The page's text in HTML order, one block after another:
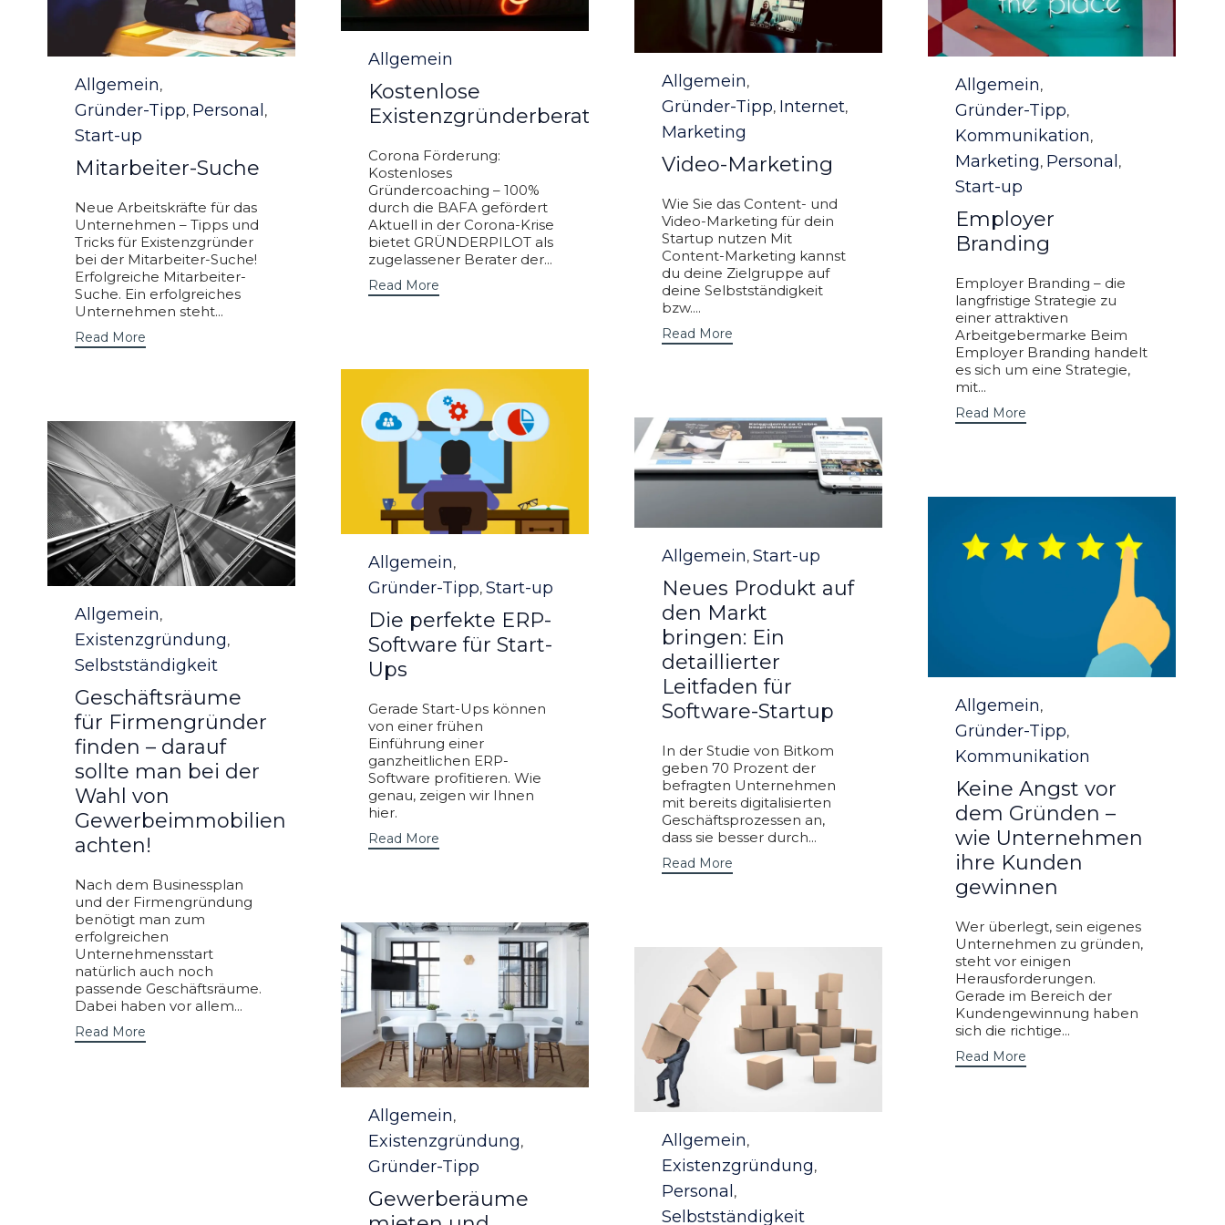
Category
Allgemein,
Gründer-Tipp, Personal ,
Start-up
Mitarbeiter-Suche
Neue Arbeitskräfte für das
Unternehmen – Tipps und
Tricks für Existenzgründer
bei der Mitarbeiter-Suche!
Erfolgreiche Mitarbeiter-
Suche. Ein erfolgreiches
Unternehmen steht...
Read More
Category
Allgemein
Kostenlose
Existenzgründerberatung
Corona Förderung:
Kostenloses
Gründercoaching – 100%
durch die BAFA gefördert
Aktuell in der Corona-Krise
bietet GRÜNDERPILOT als
zugelassener Berater der...
Read More
Category
Allgemein,
Gründer-Tipp, Internet,
Marketing
Video-Marketing
Wie Sie das Content- und
Video-Marketing für dein
Startup nutzen Mit
Content-Marketing kannst
du deine Zielgruppe auf
deine Selbstständigkeit
bzw....
Read More
Category
Allgemein,
Gründer-Tipp,
Kommunikation,
Marketing, Personal ,
Start-up
Employer
Branding
Employer Branding – die
langfristige Strategie zu
einer attraktiven
Arbeitgebermarke Beim
Employer Branding handelt
es sich um eine Strategie,
mit...
Read More
Category
Allgemein,
Gründer-Tipp, Start-up
Die perfekte ERP-
Software für Start-
Ups
Gerade Start-Ups können
von einer frühen
Einführung einer
ganzheitlichen ERP-
Software profitieren. Wie
genau, zeigen wir Ihnen
hier.
Read More
Category
Allgemein, Start-up
Neues Produkt auf
den Markt
bringen: Ein
detaillierter
Leitfaden für
Software-Startup
In der Studie von Bitkom
geben 70 Prozent der
befragten Unternehmen
mit bereits digitalisierten
Geschäftsprozessen an,
dass sie besser durch...
Read More
Category
Allgemein,
Existenzgründung,
Selbstständigkeit
Geschäftsräume
für Firmengründer
finden – darauf
sollte man bei der
Wahl von
Gewerbeimmobilien
achten!
Nach dem Businessplan
und der Firmengründung
benötigt man zum
erfolgreichen
Unternehmensstart
natürlich auch noch
passende Geschäftsräume.
Dabei haben vor allem...
Read More
Category
Allgemein,
Gründer-Tipp,
Kommunikation
Keine Angst vor
dem Gründen –
wie Unternehmen
ihre Kunden
gewinnen
Wer überlegt, sein eigenes
Unternehmen zu gründen,
steht vor einigen
Herausforderungen.
Gerade im Bereich der
Kundengewinnung haben
sich die richtige...
Read More
Category
Allgemein,
Existenzgründung,
Gründer-Tipp
Gewerberäume
Category
Allgemein,
Existenzgründung,
Personal ,
Selbstständigkeit